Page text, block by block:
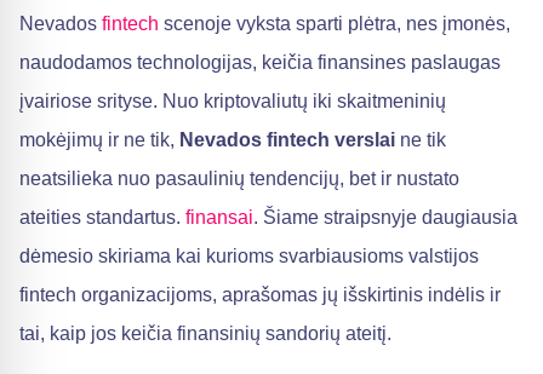
Nevados fintech scenoje vyksta sparti plėtra, nes įmonės,
naudodamos technologijas, keičia finansines paslaugas
įvairiose srityse. Nuo kriptovaliutų iki skaitmeninių
mokėjimų ir ne tik, Nevados fintech verslai ne tik
neatsilieka nuo pasaulinių tendencijų, bet ir nustato
ateities standartus. finansai. Šiame straipsnyje daugiausia
dėmesio skiriama kai kurioms svarbiausioms valstijos
fintech organizacijoms, aprašomas jų išskirtinis indėlis ir
tai, kaip jos keičia finansinių sandorių ateitį.